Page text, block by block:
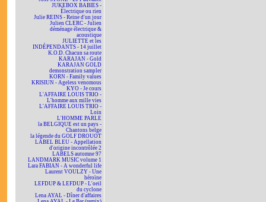
JUKEBOX BABIES -
Électrique ou rien
Julie REINS - Reine d'un jour
Julien CLERC - Julien
déménage électrique &
acoustique
JULIETTE et les
INDÉPENDANTS - 14 juillet
K.O.D. Chacun sa route
KARAJAN - Gold
KARAJAN GOLD
demonstration sampler
KORN - Family values
KRISIUN - Ageless venomous
KYO - Je cours
L'AFFAIRE LOUIS TRIO -
L'homme aux mille vies
L'AFFAIRE LOUIS TRIO -
Loin
L'HOMME PARLE
la BELGIQUE est un pays -
Chantons belge
la légende du GOLF DROUOT
LABEL BLEU - Appellation
d'origine incontrôlée 2
LABELS automne 97
LANDMARK MUSIC volume 1
Lara FABIAN - A wonderful life
Laurent VOULZY - Une
héroïne
LEFDUP & LEFDUP - L'oeil
du cyclone
Lena AYAL - Dîner d'affaires